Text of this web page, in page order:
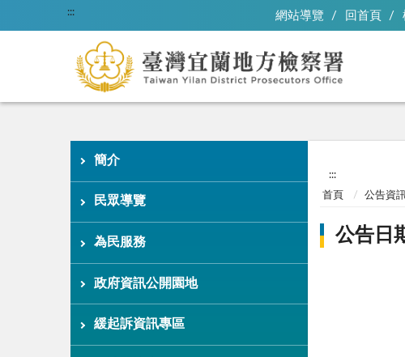
::: 網站導覽 回首頁
簡介
民眾導覽
為民服務
政府資訊公開園地
緩起訴資訊專區
:::
首頁 公告資
公告日